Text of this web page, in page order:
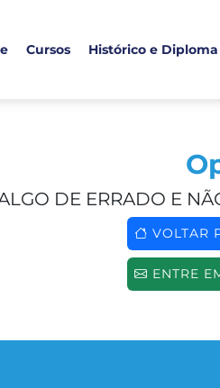
Cursos Histórico e Diploma
DE ERRADO E
VOLTAR
ENTRE